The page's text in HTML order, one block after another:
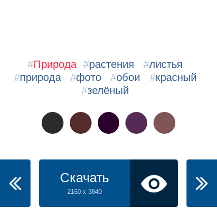
#Природа #растения #листья
#природа #фото #обои #красный
#зелёный
Скачать
2160 x 3840